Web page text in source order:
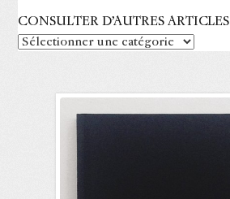
CONSULTER D’AUTRES ARTICLES